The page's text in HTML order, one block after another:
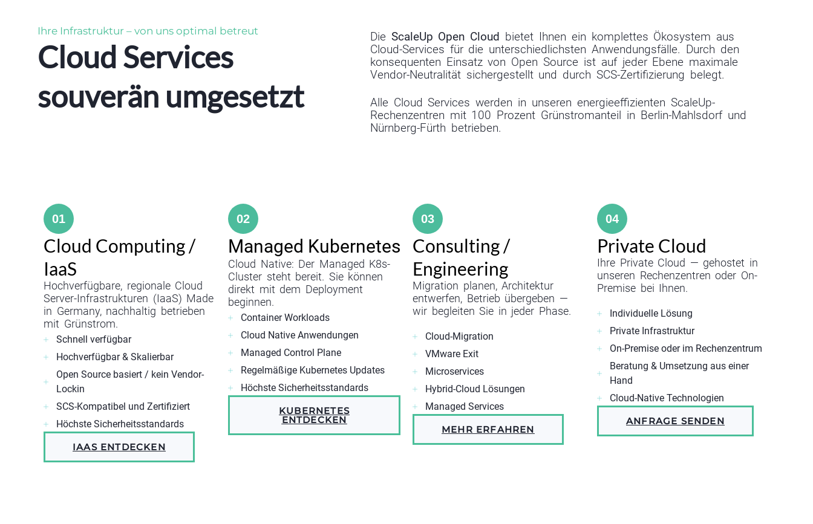
Ihre Infrastruktur – von uns optimal betreut
Cloud Services
souverän umgesetzt
Die ScaleUp Open Cloud bietet Ihnen ein komplettes Ökosystem aus
Cloud-Services für die unterschiedlichsten Anwendungsfälle. Durch den
konsequenten Einsatz von Open Source ist auf jeder Ebene maximale
Vendor-Neutralität sichergestellt und durch SCS-Zertifizierung belegt.
Alle Cloud Services werden in unseren energieeffizienten ScaleUp-
Rechenzentren mit 100 Prozent Grünstromanteil in Berlin-Mahlsdorf und
Nürnberg-Fürth betrieben.
01
Cloud Computing /
IaaS
Hochverfügbare, regionale Cloud
Server-Infrastrukturen (IaaS) Made
in Germany, nachhaltig betrieben
mit Grünstrom.
Schnell verfügbar
Hochverfügbar & Skalierbar
Open Source basiert / kein Vendor-
Lockin
SCS-Kompatibel und Zertifiziert
Höchste Sicherheitsstandards
IAAS ENTDECKEN
02
Managed Kubernetes
Cloud Native: Der Managed K8s-
Cluster steht bereit. Sie können
direkt mit dem Deployment
beginnen.
Container Workloads
Cloud Native Anwendungen
Managed Control Plane
Regelmäßige Kubernetes Updates
Höchste Sicherheitsstandards
KUBERNETES
ENTDECKEN
03
Consulting /
Engineering
Migration planen, Architektur
entwerfen, Betrieb übergeben —
wir begleiten Sie in jeder Phase.
Cloud-Migration
VMware Exit
Microservices
Hybrid-Cloud Lösungen
Managed Services
MEHR ERFAHREN
04
Private Cloud
Ihre Private Cloud — gehostet in
unseren Rechenzentren oder On-
Premise bei Ihnen.
Individuelle Lösung
Private Infrastruktur
On-Premise oder im Rechenzentrum
Beratung & Umsetzung aus einer
Hand
Cloud-Native Technologien
ANFRAGE SENDEN